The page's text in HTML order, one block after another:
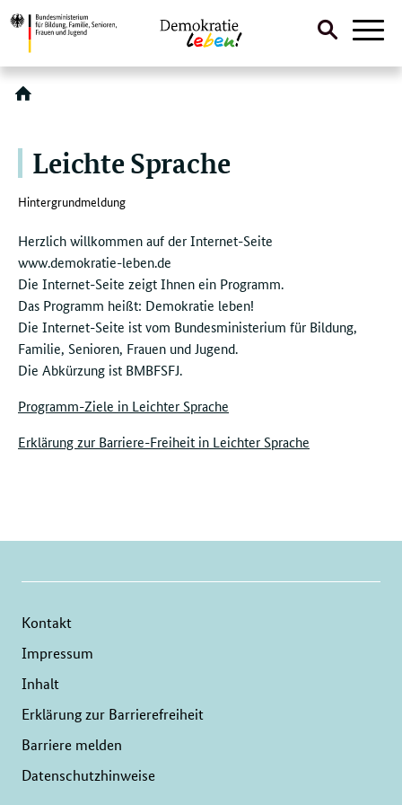
Direktlink:
Suche
Leichte Sprache
Hintergrundmeldung
Herzlich willkommen auf der Internet-Seite
www.demokratie-leben.de
Die Internet-Seite zeigt Ihnen ein Programm.
Das Programm heißt: Demokratie leben!
Die Internet-Seite ist vom Bundesministerium für Bildung,
Familie, Senioren, Frauen und Jugend.
Die Abkürzung ist BMBFSFJ.
Programm-Ziele in Leichter Sprache
Erklärung zur Barriere-Freiheit in Leichter Sprache
Kontakt
Impressum
Inhalt
Erklärung zur Barrierefreiheit
Barriere melden
Datenschutzhinweise